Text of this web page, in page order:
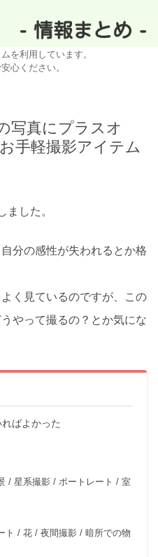
を利用しています。
心ください。
写真にプラスオ
手軽撮影アイテム
ました。
分の感性が失われるとか格
く見ているのですが、この
やって撮るの？とか気にな
ばよかった
/ 星系撮影 / ポートレート / 室
ト / 花 / 夜間撮影 / 暗所での物